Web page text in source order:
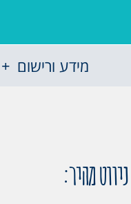
מידע ורישום
ניווט מהיר: